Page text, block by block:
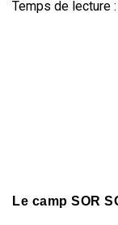
Temps de lecture :
Le camp SOR